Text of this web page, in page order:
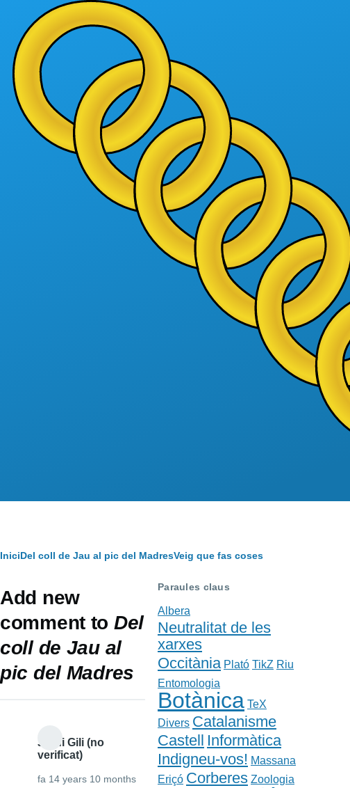
Vés al contingut
Fil
IniciDel coll de Jau al pic del MadresVeig que fas coses
Add new
comment to Del
coll de Jau al
pic del Madres
Jordi Gili (no
verificat)
fa 14 years 10 months
Paraules claus
Albera
Neutralitat de les
xarxes
Occitània Plató TikZ Riu
Entomologia
Botànica TeX
Divers Catalanisme
Castell Informàtica
Indigneu-vos! Massana
Eriçó Corberes Zoologia